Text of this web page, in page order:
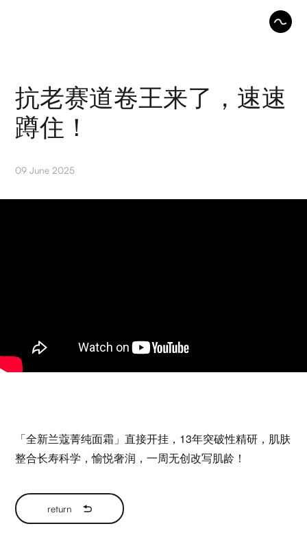
抗老赛道卷王来了，速速
蹲住！
09 June 2025
「全新兰蔻菁纯面霜」直接开挂， 13年突破性精研，肌肤
整合长寿科学，愉悦奢润，一周无创改写肌龄！
return